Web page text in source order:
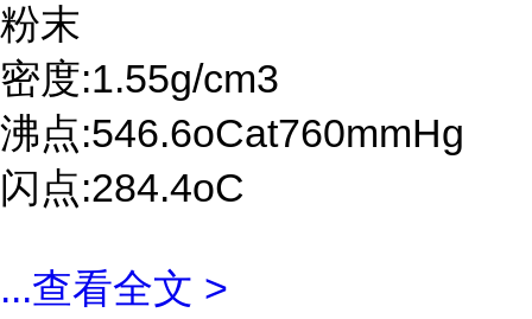
粉末
密度:1.55g/cm3
沸点:546.6oCat760mmHg
闪点:284.4oC
...查看全文 >